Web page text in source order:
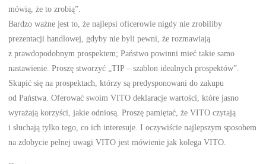
mówią, że to zrobią”.
Bardzo ważne jest to, że najlepsi oficerowie nigdy nie zrobiliby
prezentacji handlowej, gdyby nie byli pewni, że rozmawiają
z prawdopodobnym prospektem; Państwo powinni mieć takie samo
nastawienie. Proszę stworzyć „TIP – szablon idealnych prospektów”.
Skupić się na prospektach, którzy są predysponowani do zakupu
od Państwa. Oferować swoim VITO deklaracje wartości, które jasno
wyrażają korzyści, jakie odniosą. Proszę pamiętać, że VITO czytają
i słuchają tylko tego, co ich interesuje. I oczywiście najlepszym sposobem
na zdobycie pełnej uwagi VITO jest mówienie jak kolega VITO.